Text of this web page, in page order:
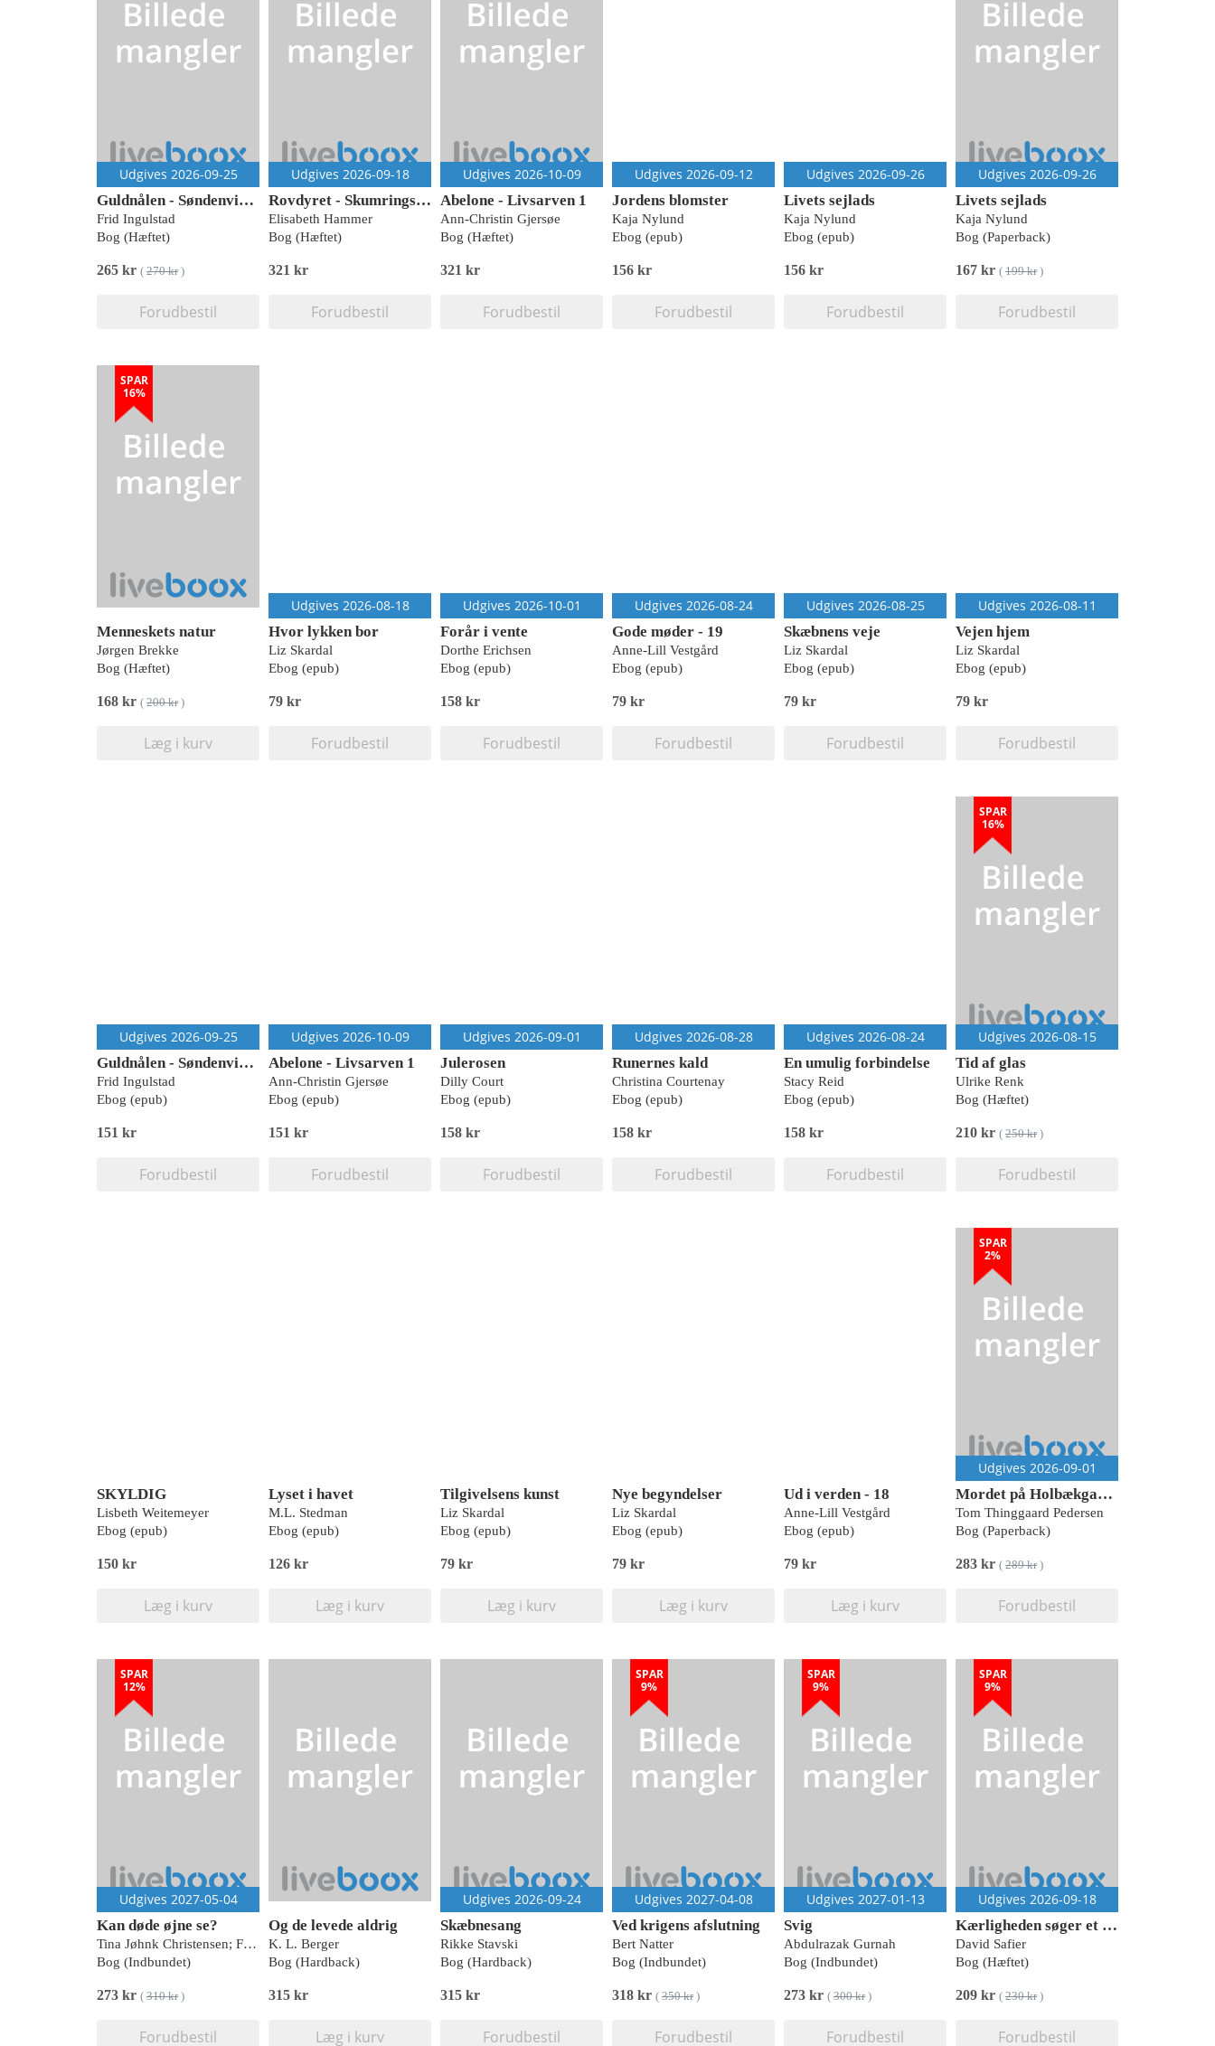
Udgives 2026-09-25
Guldnålen - Søndenvind 1
Frid Ingulstad
Bog (Hæftet)
265 kr ( 270 kr)
Forudbestil
Udgives 2026-09-18
Rovdyret - Skumringstid 6
Elisabeth Hammer
Bog (Hæftet)
321 kr
Forudbestil
Udgives 2026-10-09
Abelone - Livsarven 1
Ann-Christin Gjersøe
Bog (Hæftet)
321 kr
Forudbestil
Udgives 2026-09-12
Jordens blomster
Kaja Nylund
Ebog (epub)
156 kr
Forudbestil
Udgives 2026-09-26
Livets sejlads
Kaja Nylund
Ebog (epub)
156 kr
Forudbestil
Udgives 2026-09-26
Livets sejlads
Kaja Nylund
Bog (Paperback)
167 kr ( 199 kr)
Forudbestil
SPAR
16%
Menneskets natur
Jørgen Brekke
Bog (Hæftet)
168 kr ( 200 kr)
Læg i kurv
Udgives 2026-08-18
Hvor lykken bor
Liz Skardal
Ebog (epub)
79 kr
Forudbestil
Udgives 2026-10-01
Forår i vente
Dorthe Erichsen
Ebog (epub)
158 kr
Forudbestil
Udgives 2026-08-24
Gode møder - 19
Anne-Lill Vestgård
Ebog (epub)
79 kr
Forudbestil
Udgives 2026-08-25
Skæbnens veje
Liz Skardal
Ebog (epub)
79 kr
Forudbestil
Udgives 2026-08-11
Vejen hjem
Liz Skardal
Ebog (epub)
79 kr
Forudbestil
Udgives 2026-09-25
Guldnålen - Søndenvind 1
Frid Ingulstad
Ebog (epub)
151 kr
Forudbestil
Udgives 2026-10-09
Abelone - Livsarven 1
Ann-Christin Gjersøe
Ebog (epub)
151 kr
Forudbestil
Udgives 2026-09-01
Julerosen
Dilly Court
Ebog (epub)
158 kr
Forudbestil
Udgives 2026-08-28
Runernes kald
Christina Courtenay
Ebog (epub)
158 kr
Forudbestil
Udgives 2026-08-24
En umulig forbindelse
Stacy Reid
Ebog (epub)
158 kr
Forudbestil
SPAR
16%
Udgives 2026-08-15
Tid af glas
Ulrike Renk
Bog (Hæftet)
210 kr ( 250 kr)
Forudbestil
SKYLDIG
Lisbeth Weitemeyer
Ebog (epub)
150 kr
Læg i kurv
Lyset i havet
M.L. Stedman
Ebog (epub)
126 kr
Læg i kurv
Tilgivelsens kunst
Liz Skardal
Ebog (epub)
79 kr
Læg i kurv
Nye begyndelser
Liz Skardal
Ebog (epub)
79 kr
Læg i kurv
Ud i verden - 18
Anne-Lill Vestgård
Ebog (epub)
79 kr
Læg i kurv
SPAR
2%
Udgives 2026-09-01
Mordet på Holbækgaard
Tom Thinggaard Pedersen
Bog (Paperback)
283 kr ( 289 kr)
Forudbestil
SPAR
12%
Udgives 2027-05-04
Kan døde øjne se?
Tina Jøhnk Christensen; Finn Christensen
Bog (Indbundet)
273 kr ( 310 kr)
Forudbestil
Og de levede aldrig
K. L. Berger
Bog (Hardback)
315 kr
Læg i kurv
Udgives 2026-09-24
Skæbnesang
Rikke Stavski
Bog (Hardback)
315 kr
Forudbestil
SPAR
9%
Udgives 2027-04-08
Ved krigens afslutning
Bert Natter
Bog (Indbundet)
318 kr ( 350 kr)
Forudbestil
SPAR
9%
Udgives 2027-01-13
Svig
Abdulrazak Gurnah
Bog (Indbundet)
273 kr ( 300 kr)
Forudbestil
SPAR
9%
Udgives 2026-09-18
Kærligheden søger et rum
David Safier
Bog (Hæftet)
209 kr ( 230 kr)
Forudbestil